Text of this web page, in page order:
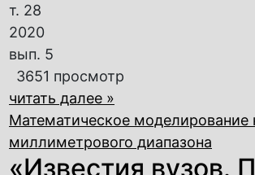
т. 28
2020
вып. 5
3651 просмотр
читать далее »
Математическое моделирование
миллиметрового диапазона
«Известия